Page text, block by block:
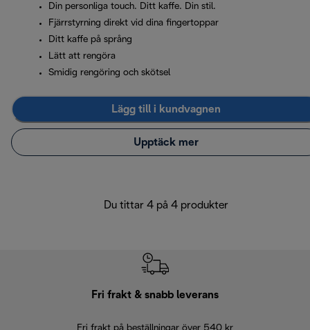
Din personliga touch. Ditt kaffe. Din stil.
Fjärrstyrning direkt vid dina fingertoppar
Ditt kaffe på språng
Lätt att rengöra
Smidig rengöring och skötsel
Lägg till i kundvagnen
Upptäck mer
Du tittar 4 på 4 produkter
Fri frakt & snabb leverans